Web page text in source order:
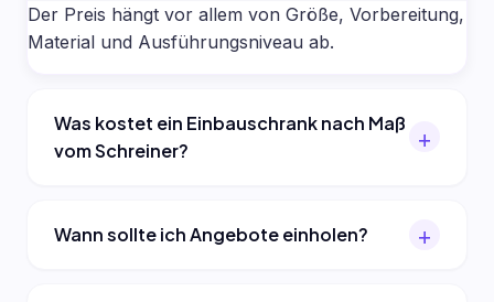
Der Preis hängt vor allem von Größe, Vorbereitung,
Material und Ausführungsniveau ab.
Was kostet ein Einbauschrank nach Maß
vom Schreiner?
Wann sollte ich Angebote einholen?